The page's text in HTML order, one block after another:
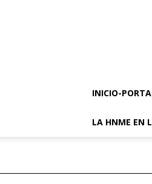
INICIO-
LA HNME EN